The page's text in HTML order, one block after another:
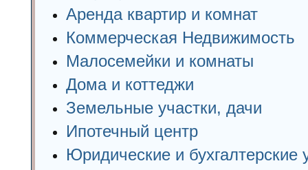
Аренда квартир и комнат
Коммерческая Недвижимость
Малосемейки и комнаты
Дома и коттеджи
Земельные участки, дачи
Ипотечный центр
Юридические и бухгалтерские